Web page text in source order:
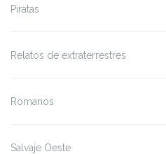
Piratas
Relatos de extraterrestres
Romanos
Salvaje Oeste